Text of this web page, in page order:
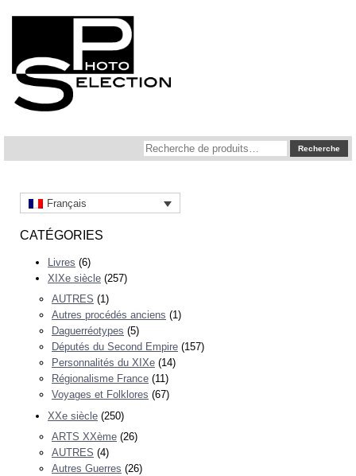
Recherche
pour :
Recherche
Français
CATÉGORIES
Livres (6)
XIXe siècle (257)
AUTRES (1)
Autres procédés anciens (1)
Daguerréotypes (5)
Députés du Second Empire (157)
Personnalités du XIXe (14)
Régionalisme France (11)
Voyages et Folklores (67)
XXe siècle (250)
ARTS XXème (26)
AUTRES (4)
Autres Guerres (26)